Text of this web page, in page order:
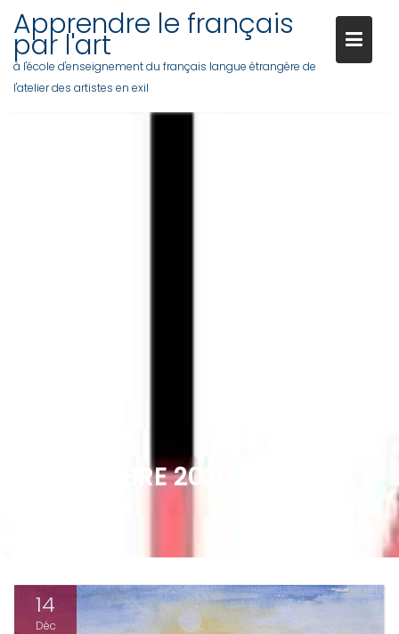
Apprendre le français
par l'art
à l'école d'enseignement du français langue étrangère de
l'atelier des artistes en exil
8 DÉCEMBRE 2020 – FUTUR
14
Déc